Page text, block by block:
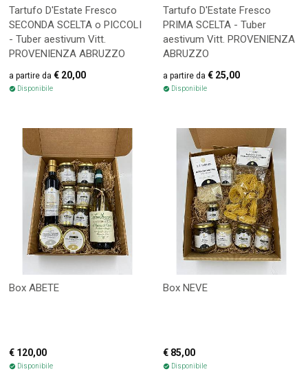
Tartufo D'Estate Fresco
SECONDA SCELTA o PICCOLI
- Tuber aestivum Vitt.
PROVENIENZA ABRUZZO
€ 20,00
check_circle Disponibile
Tartufo D'Estate Fresco
PRIMA SCELTA - Tuber
aestivum Vitt. PROVENIENZA
ABRUZZO
€ 25,00
check_circle Disponibile
Box ABETE
€ 120,00
check_circle Disponibile
Box NEVE
€ 85,00
check_circle Disponibile